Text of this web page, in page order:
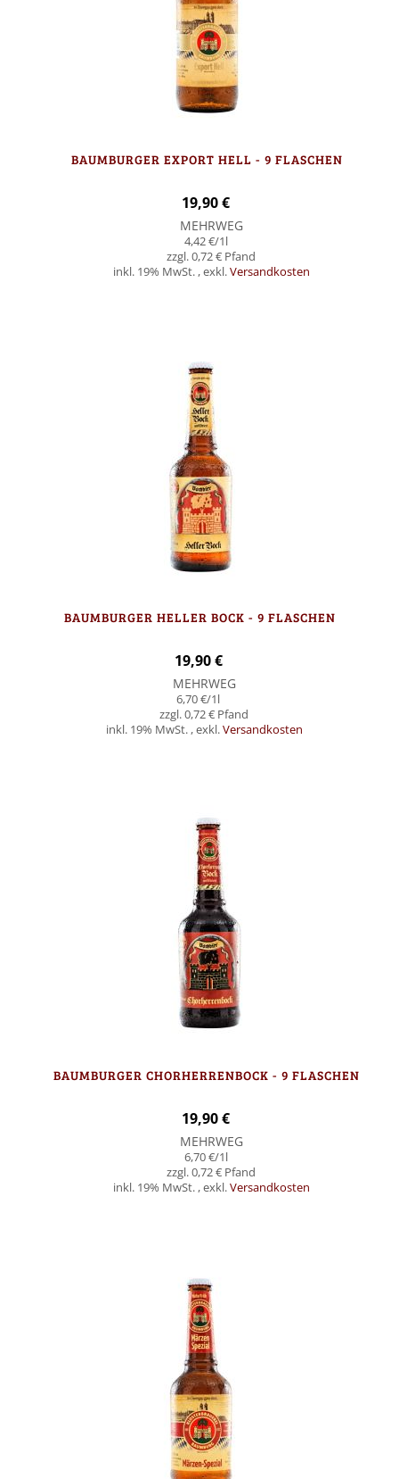
BAUMBURGER EXPORT HELL - 9 FLASCHEN
19,90 €
MEHRWEG
4,42 €/1l
0,72 €
inkl. 19% MwSt. ,exkl.Versandkosten
BAUMBURGER HELLER BOCK - 9 FLASCHEN
19,90 €
MEHRWEG
6,70 €/1l
0,72 €
inkl. 19% MwSt. ,exkl.Versandkosten
BAUMBURGER CHORHERRENBOCK - 9 FLASCHEN
19,90 €
MEHRWEG
6,70 €/1l
0,72 €
inkl. 19% MwSt. ,exkl.Versandkosten